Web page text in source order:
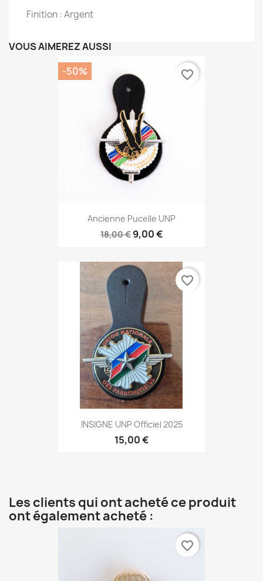
Finition : Argent
VOUS AIMEREZ AUSSI
Ancienne Pucelle UNP
18,00 € 9,00 €
-50% favorite_border
INSIGNE UNP Officiel 2025
15,00 €
favorite_border
Les clients qui ont acheté ce produit
ont également acheté :
favorite_border